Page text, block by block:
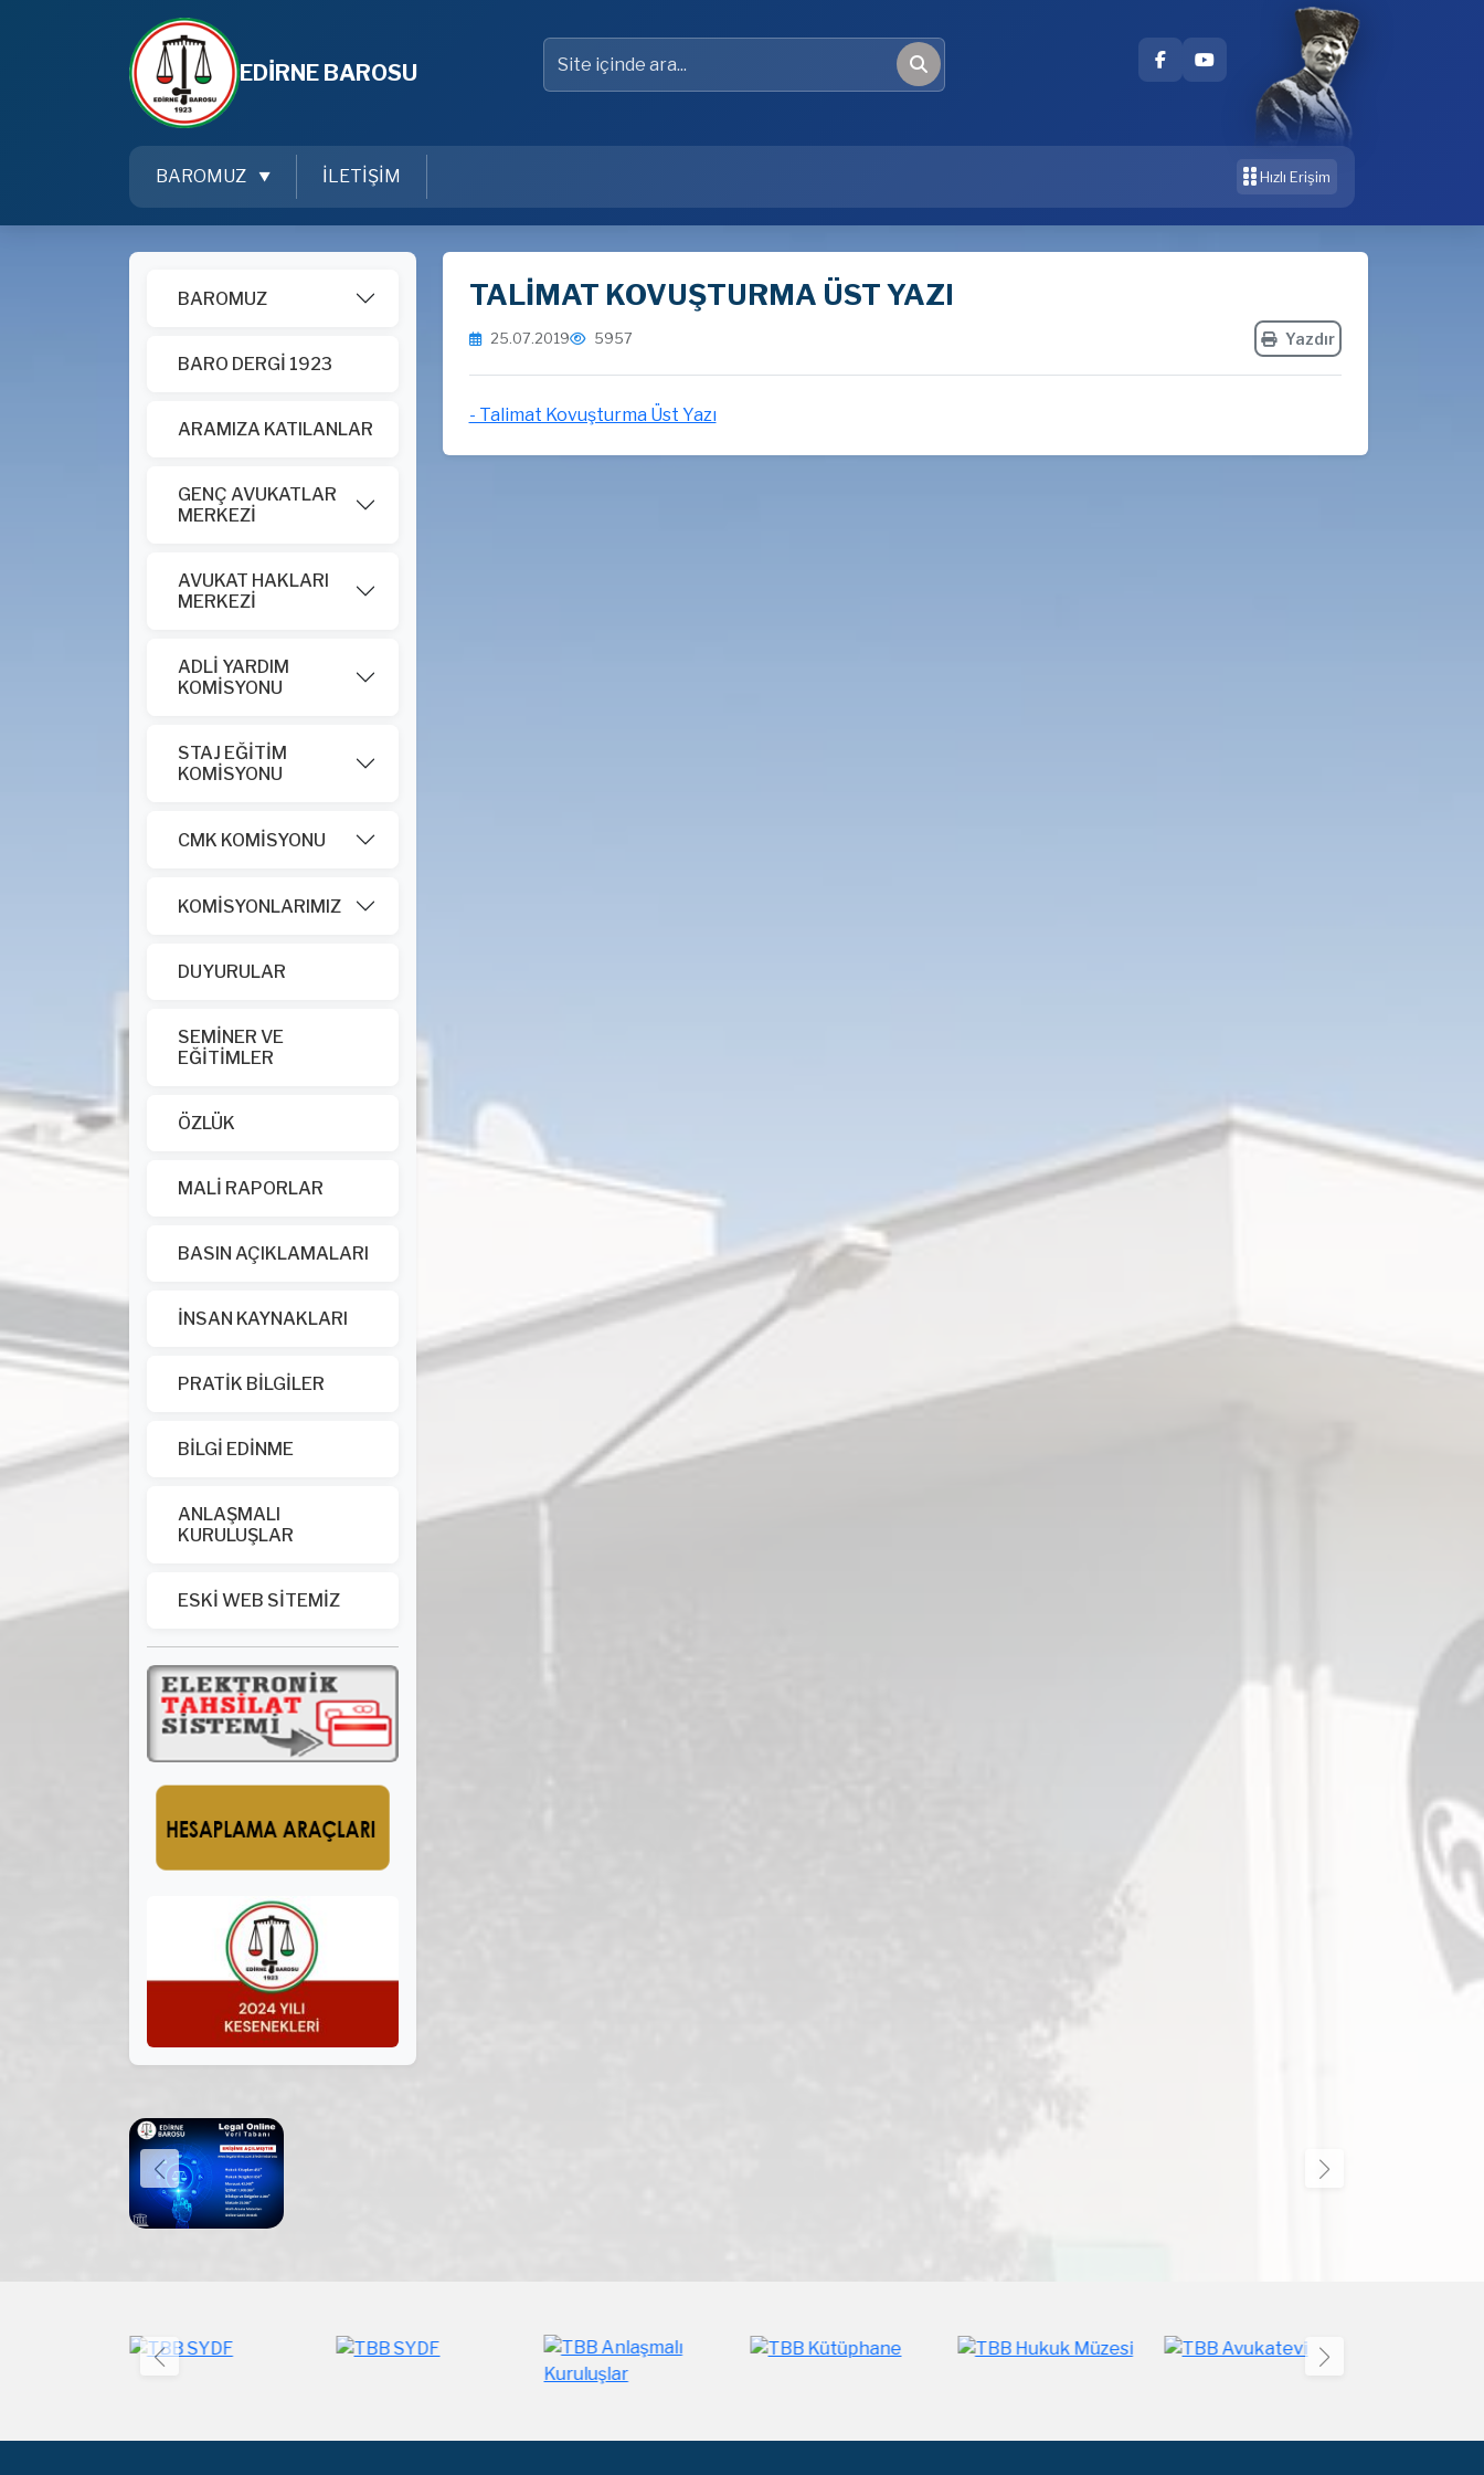
EDİRNE BAROSU
Site içinde ara
Ara
BAROMUZ İLETİŞİM Hızlı Erişim
BAROMUZ
BARO DERGİ 1923
ARAMIZA KATILANLAR
GENÇ AVUKATLAR
MERKEZİ
AVUKAT HAKLARI
MERKEZİ
ADLİ YARDIM
KOMİSYONU
STAJ EĞİTİM
KOMİSYONU
CMK KOMİSYONU
KOMİSYONLARIMIZ
DUYURULAR
SEMİNER VE
EĞİTİMLER
ÖZLÜK
MALİ RAPORLAR
BASIN AÇIKLAMALARI
İNSAN KAYNAKLARI
PRATİK BİLGİLER
BİLGİ EDİNME
ANLAŞMALI
KURULUŞLAR
ESKİ WEB SİTEMİZ
TALİMAT KOVUŞTURMA ÜST YAZI
25.07.2019 5957 Yazdır
- Talimat Kovuşturma Üst Yazı